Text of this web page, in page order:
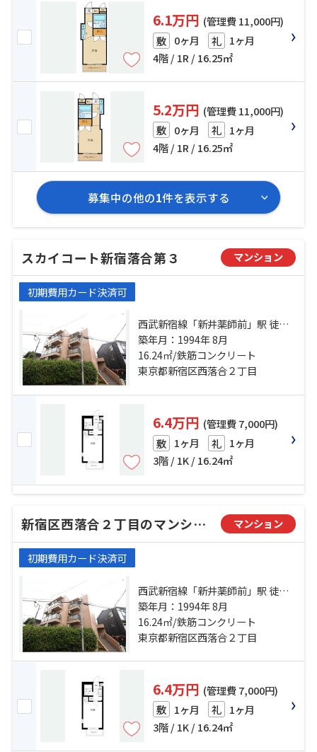
6.1万円 (管理費 11,000円)
敷 0ヶ月 礼 1ヶ月
4階 / 1R / 16.25㎡
5.2万円 (管理費 11,000円)
敷 0ヶ月 礼 1ヶ月
4階 / 1R / 16.25㎡
募集中の他の1件を表示する
スカイコート新宿落合第３ マンション
初期費用カード決済可
西武新宿線「新井薬師前」駅 徒歩6
分 都営大江戸線「落合南長崎」
駅 徒歩13分 都営大江戸線「新江古
田」駅 徒歩22分
築年月：1994年 8月
16.24㎡/鉄筋コンクリート
東京都新宿区西落合２丁目
6.4万円 (管理費 7,000円)
敷 1ヶ月 礼 1ヶ月
3階 / 1K / 16.24㎡
新宿区西落合２丁目のマンション マンション
初期費用カード決済可
西武新宿線「新井薬師前」駅 徒歩6
分 都営大江戸線「落合南長崎」
駅 徒歩13分 都営大江戸線「新江古
田」駅 徒歩22分
築年月：1994年 8月
16.24㎡/鉄筋コンクリート
東京都新宿区西落合２丁目
6.4万円 (管理費 7,000円)
敷 1ヶ月 礼 1ヶ月
3階 / 1K / 16.24㎡